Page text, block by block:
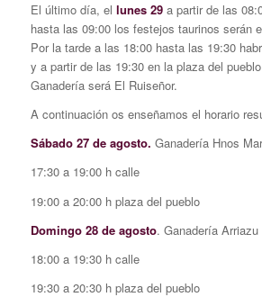
El último día, el lunes 29a partir de las
hasta las 09:00 los festejos taurinos serán
Por la tarde a las 18:00 hasta las 19:30
y a partir de las 19:30 en la plaza del
Ganadería será El Ruiseñor.
A continuación os enseñamos el horario
Sábado 27 de agosto. Ganadería Hnos
17:30 a 19:00 h calle
19:00 a 20:00 h plaza del pueblo
Domingo 28 de agosto. Ganadería Arriazu
18:00 a 19:30 h calle
19:30 a 20:30 h plaza del pueblo